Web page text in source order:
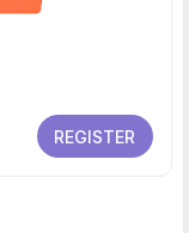
REGISTER